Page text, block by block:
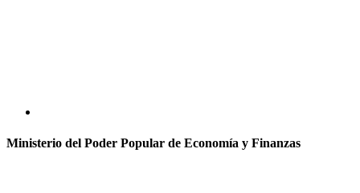
Ministerio del Poder Popular de Economía y Finanzas